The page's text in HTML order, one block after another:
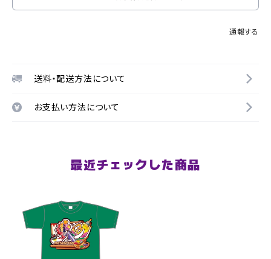
通報する
送料・配送方法について
お支払い方法について
最近チェックした商品